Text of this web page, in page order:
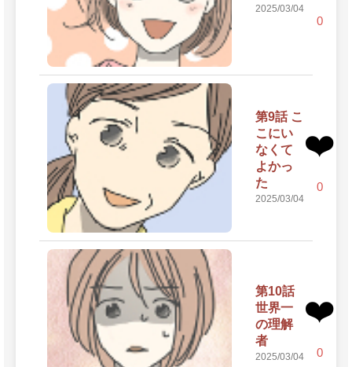
2025/03/04
0
第9話 こ
こにい
なくて
よかっ
た
2025/03/04
❤️
0
第10話
世界一
の理解
者
2025/03/04
❤️
0